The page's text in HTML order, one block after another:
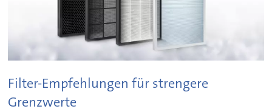
Filter-Empfehlungen für strengere
Grenzwerte